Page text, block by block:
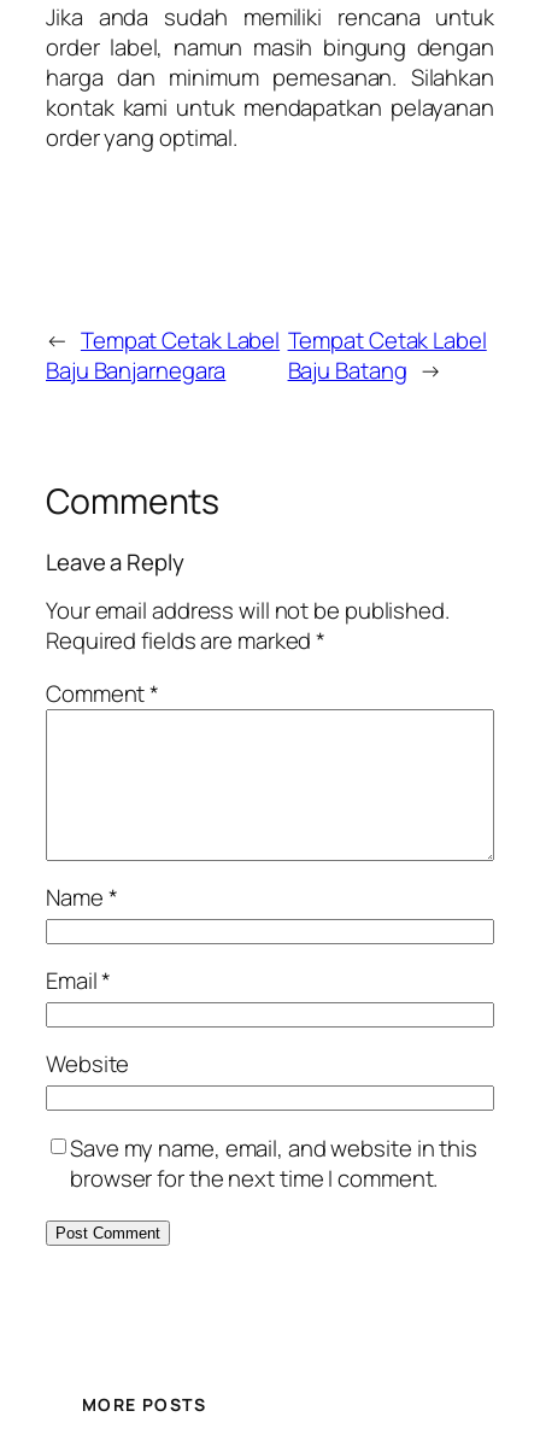
Jika anda sudah memiliki rencana untuk
order label, namun masih bingung dengan
harga dan minimum pemesanan. Silahkan
kontak kami untuk mendapatkan pelayanan
order yang optimal.
← Tempat Cetak Label
Baju Banjarnegara
Tempat Cetak Label
Baju Batang →
Comments
Leave a Reply
Your email address will not be published.
Required fields are marked*
Comment*
Name*
Email*
Website
Save my name, email, and website in this
browser for the next time I comment.
MORE POSTS